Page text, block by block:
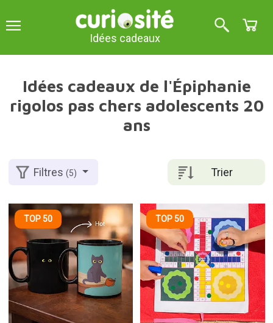
Idées cadeaux
Idées cadeaux de l'Épiphanie
rigolos pas chers adolescents 20
ans
Trier
Filtres(5)
TOP 50 TOP 50